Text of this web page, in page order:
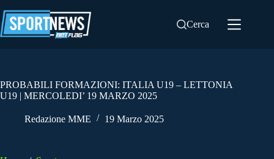
al
contenuto
Cerca
PROBABILI FORMAZIONI: ITALIA U19 – LETTONIA
U19 | MERCOLEDI’ 19 MARZO 2025
Redazione MME 19 Marzo 2025